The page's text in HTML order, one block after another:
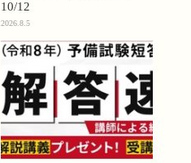
10/12
2026.8.5